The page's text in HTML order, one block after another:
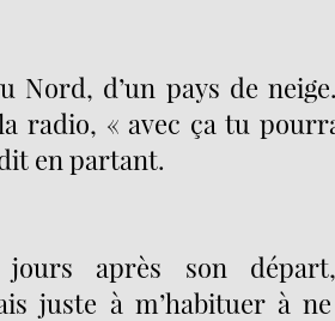
Nord, d’un pays de
radio, « avec ça tu
en partant.
jours après son
juste à m’habituer à